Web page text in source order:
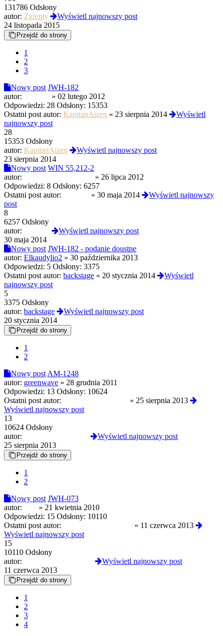
131786 Odsłony
autor: Zgienty
Wyświetl najnowszy post
24 listopada 2015
Przejdź do strony
1
2
3
Nowy post JWH-182
autor:
» 02 lutego 2012
Odpowiedzi: 28 Odsłony: 15353
Ostatni post autor: KapitanAizen « 23 sierpnia 2014
Wyświetl
najnowszy post
28
15353 Odsłony
autor: KapitanAizen
Wyświetl najnowszy post
23 sierpnia 2014
Nowy post WIN 55,212-2
autor:
» 26 lipca 2012
Odpowiedzi: 8 Odsłony: 6257
Ostatni post autor:
« 30 maja 2014
Wyświetl najnowszy
post
8
6257 Odsłony
autor:
Wyświetl najnowszy post
30 maja 2014
Nowy post JWH-182 - podanie doustne
autor: Elkaudylio2 » 30 października 2013
Odpowiedzi: 5 Odsłony: 3375
Ostatni post autor: backstage « 20 stycznia 2014
Wyświetl
najnowszy post
5
3375 Odsłony
autor: backstage
Wyświetl najnowszy post
20 stycznia 2014
Przejdź do strony
1
2
Nowy post AM-1248
autor: greenwave » 28 grudnia 2011
Odpowiedzi: 13 Odsłony: 10624
Ostatni post autor:
« 25 sierpnia 2013
Wyświetl najnowszy post
13
10624 Odsłony
autor:
Wyświetl najnowszy post
25 sierpnia 2013
Przejdź do strony
1
2
Nowy post JWH-073
autor:
» 21 kwietnia 2010
Odpowiedzi: 15 Odsłony: 10110
Ostatni post autor:
« 11 czerwca 2013
Wyświetl najnowszy post
15
10110 Odsłony
autor:
Wyświetl najnowszy post
11 czerwca 2013
Przejdź do strony
1
2
3
4